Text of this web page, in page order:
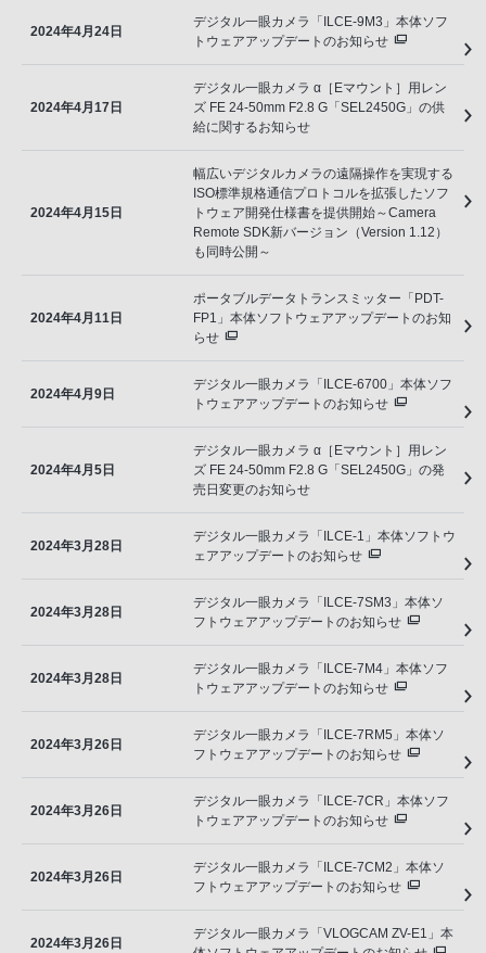
2024年4月24日
デジタル一眼カメラ「ILCE-9M3」本体ソフ
トウェアアップデートのお知らせ
2024年4月17日
デジタル一眼カメラ α［Eマウント］用レン
ズ FE 24-50mm F2.8 G「SEL2450G」の供
給に関するお知らせ
2024年4月15日
幅広いデジタルカメラの遠隔操作を実現する
ISO標準規格通信プロトコルを拡張したソフ
トウェア開発仕様書を提供開始～Camera
Remote SDK新バージョン（Version 1.12）
も同時公開～
2024年4月11日
ポータブルデータトランスミッター「PDT-
FP1」本体ソフトウェアアップデートのお知
らせ
2024年4月9日
デジタル一眼カメラ「ILCE-6700」本体ソフ
トウェアアップデートのお知らせ
2024年4月5日
デジタル一眼カメラ α［Eマウント］用レン
ズ FE 24-50mm F2.8 G「SEL2450G」の発
売日変更のお知らせ
2024年3月28日
デジタル一眼カメラ「ILCE-1」本体ソフトウ
ェアアップデートのお知らせ
2024年3月28日
デジタル一眼カメラ「ILCE-7SM3」本体ソ
フトウェアアップデートのお知らせ
2024年3月28日
デジタル一眼カメラ「ILCE-7M4」本体ソフ
トウェアアップデートのお知らせ
2024年3月26日
デジタル一眼カメラ「ILCE-7RM5」本体ソ
フトウェアアップデートのお知らせ
2024年3月26日
デジタル一眼カメラ「ILCE-7CR」本体ソフ
トウェアアップデートのお知らせ
2024年3月26日
デジタル一眼カメラ「ILCE-7CM2」本体ソ
フトウェアアップデートのお知らせ
2024年3月26日
デジタル一眼カメラ「VLOGCAM ZV-E1」本